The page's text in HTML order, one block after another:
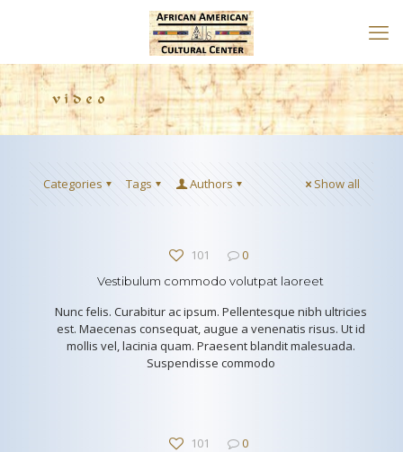
video
Categories Tags Authors Show all
101 0
Vestibulum commodo volutpat laoreet
Nunc felis. Curabitur ac ipsum. Pellentesque nibh ultricies
est. Maecenas consequat, augue a venenatis risus. Ut id
mollis vel, lacinia quam. Praesent blandit malesuada.
Suspendisse commodo
101 0